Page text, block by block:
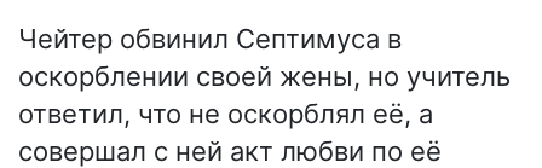
Чейтер обвинил Септимуса в
оскорблении своей жены, но учитель
ответил, что не оскорблял её, а
совершал с ней акт любви по её